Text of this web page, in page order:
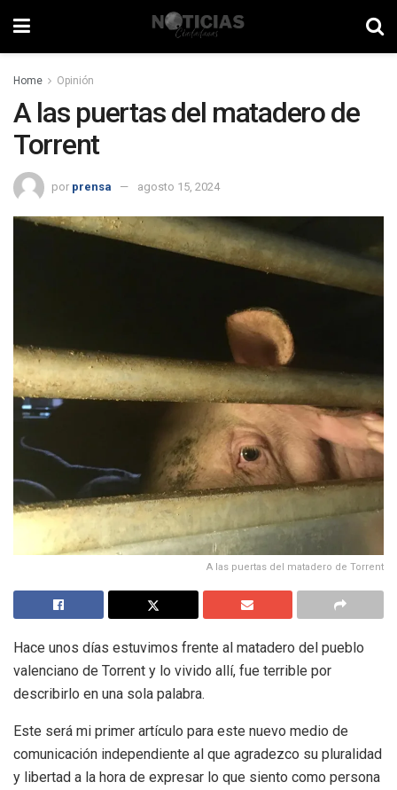
Home Opinión
A las puertas del matadero de
Torrent
por prensa agosto 15, 2024
A las puertas del matadero de Torrent
Hace unos días estuvimos frente al matadero del pueblo
valenciano de Torrent y lo vivido allí, fue terrible por
describirlo en una sola palabra.
Este será mi primer artículo para este nuevo medio de
comunicación independiente al que agradezco su pluralidad
y libertad a la hora de expresar lo que siento como persona